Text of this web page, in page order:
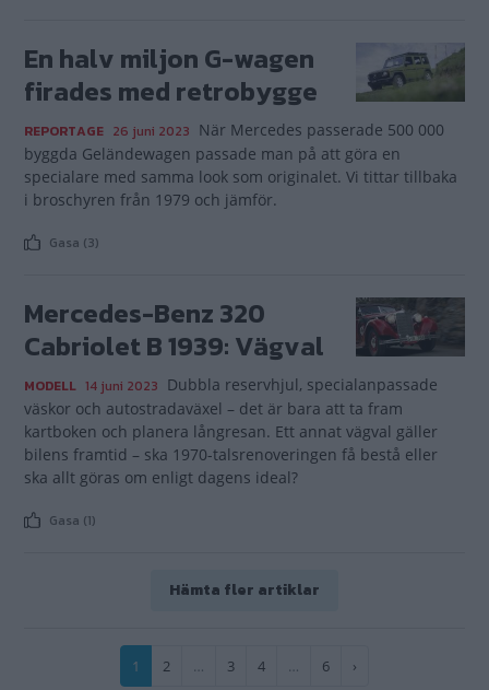
En halv miljon G-wagen
firades med retrobygge
REPORTAGE 26 juni 2023 När Mercedes passerade 500 000
byggda Geländewagen passade man på att göra en
specialare med samma look som originalet. Vi tittar tillbaka
i broschyren från 1979 och jämför.
Gasa (3)
Mercedes-Benz 320
Cabriolet B 1939: Vägval
MODELL 14 juni 2023 Dubbla reservhjul, specialanpassade
väskor och autostradaväxel – det är bara att ta fram
kartboken och planera långresan. Ett annat vägval gäller
bilens framtid – ska 1970-talsrenoveringen få bestå eller
ska allt göras om enligt dagens ideal?
Gasa (1)
Hämta fler artiklar
PagineringNuvarande
1 Sida
2 … Sida
3 Sida
4 … Sida
6
Nästa
›